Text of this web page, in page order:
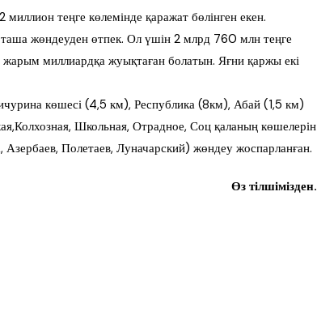
теңге көлемінде қаражат бөлінген екен.
жөндеуден өтпек. Ол үшін 2 млрд 760 млн теңге
миллиардқа жуықтаған болатын. Яғни қаржы екі
көшесі (4,5 км), Республика (8км), Абай (1,5 км)
Школьная, Отрадное, Соц қаланың көшелерін
Полетаев, Луначарский) жөндеу жоспарланған.
Өз тілшімізден.